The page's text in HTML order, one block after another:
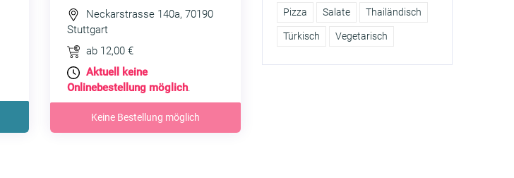
Neckarstrasse 140a, 70190
Stuttgart
ab 12,00 €
Aktuell keine
Onlinebestellung möglich.
Keine Bestellung möglich
Pizza Salate Thailändisch
Türkisch Vegetarisch